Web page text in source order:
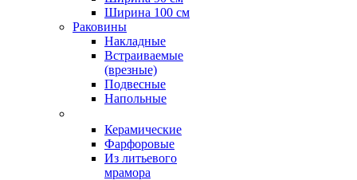
Ширина 100 см
Раковины
Накладные
Встраиваемые
(врезные)
Подвесные
Напольные
Керамические
Фарфоровые
Из литьевого
мрамора